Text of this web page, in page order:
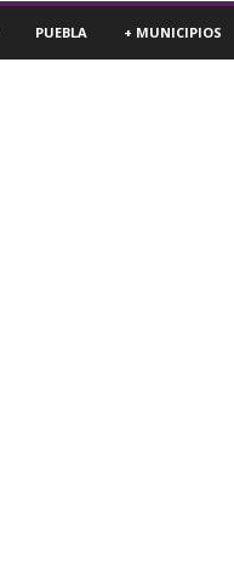
PUEBLA + MUNICIPIOS